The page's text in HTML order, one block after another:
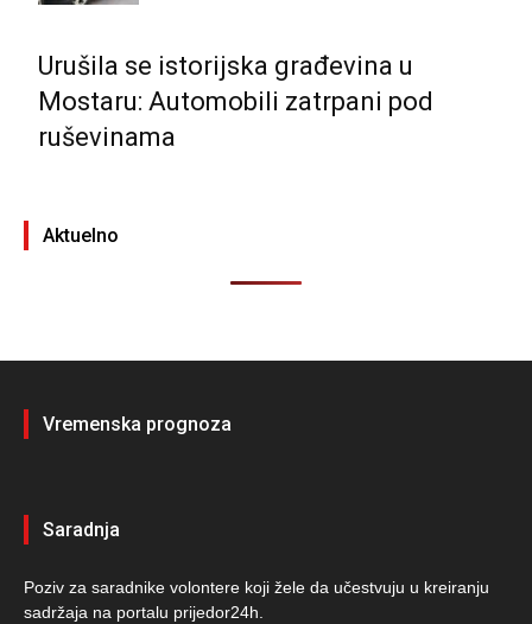
Urušila se istorijska građevina u
Mostaru: Automobili zatrpani pod
ruševinama
Aktuelno
Vremenska prognoza
Saradnja
Poziv za saradnike volontere koji žele da učestvuju u kreiranju
sadržaja na portalu prijedor24h.